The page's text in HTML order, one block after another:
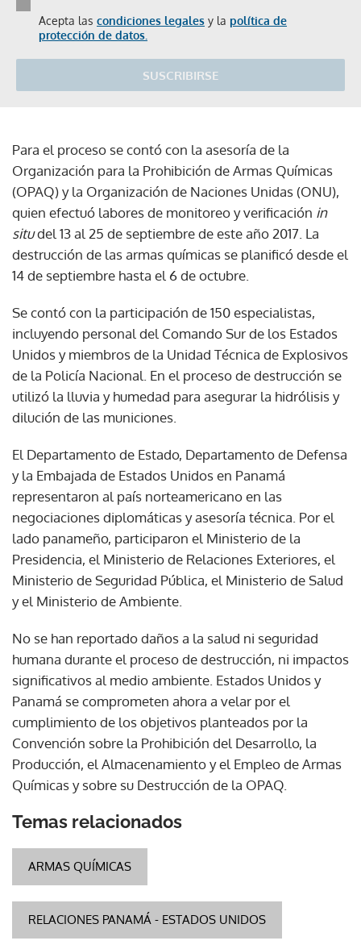
Acepta las condiciones legales y la política de
protección de datos.
SUSCRIBIRSE
Para el proceso se contó con la asesoría de la
Organización para la Prohibición de Armas Químicas
(OPAQ) y la Organización de Naciones Unidas (ONU),
quien efectuó labores de monitoreo y verificación in
situdel 13 al 25 de septiembre de este año 2017. La
destrucción de las armas químicas se planificó desde el
14 de septiembre hasta el 6 de octubre.
Se contó con la participación de 150 especialistas,
incluyendo personal del Comando Sur de los Estados
Unidos y miembros de la Unidad Técnica de Explosivos
de la Policía Nacional. En el proceso de destrucción se
utilizó la lluvia y humedad para asegurar la hidrólisis y
dilución de las municiones.
El Departamento de Estado, Departamento de Defensa
y la Embajada de Estados Unidos en Panamá
representaron al país norteamericano en las
negociaciones diplomáticas y asesoría técnica. Por el
lado panameño, participaron el Ministerio de la
Presidencia, el Ministerio de Relaciones Exteriores, el
Ministerio de Seguridad Pública, el Ministerio de Salud
y el Ministerio de Ambiente.
No se han reportado daños a la salud ni seguridad
humana durante el proceso de destrucción, ni impactos
significativos al medio ambiente. Estados Unidos y
Panamá se comprometen ahora a velar por el
cumplimiento de los objetivos planteados por la
Convención sobre la Prohibición del Desarrollo, la
Producción, el Almacenamiento y el Empleo de Armas
Químicas y sobre su Destrucción de la OPAQ.
Temas relacionados
ARMAS QUÍMICAS
RELACIONES PANAMÁ - ESTADOS UNIDOS